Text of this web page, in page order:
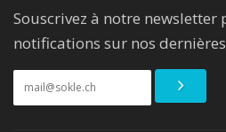
Souscrivez à notre newsletter
notifications sur nos